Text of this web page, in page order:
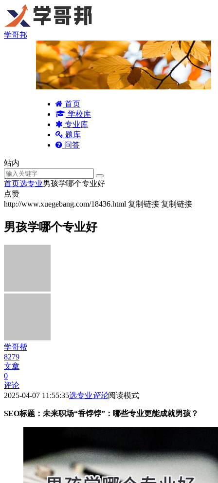
学哥邦
首页
学校库
专业库
题库
问答
站内
首页选专业男孩学哪个专业好
点赞
http://www.xuegebang.com/18436.html 复制链接 复制链接
男孩学哪个专业好
学哥帮
8279
文章
0
评论
2025-04-07 11:55:35选专业评论阅读模式
SEO标题：未来职场“香饽饽”：哪些专业更能成就男孩？